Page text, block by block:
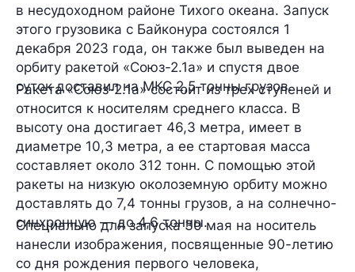
в несудоходном районе Тихого океана. Запуск
этого грузовика с Байконура состоялся 1
декабря 2023 года, он также был выведен на
орбиту ракетой «Союз-2.1а» и спустя двое
суток доставил на МКС 2,5 тонны грузов.
Ракета «Союз-2.1а» состоит из трех ступеней и
относится к носителям среднего класса. В
высоту она достигает 46,3 метра, имеет в
диаметре 10,3 метра, а ее стартовая масса
составляет около 312 тонн. С помощью этой
ракеты на низкую околоземную орбиту можно
доставлять до 7,4 тонны грузов, а на солнечно-
синхронную — до 4,6 тонны.
Специально для запуска 30 мая на носитель
нанесли изображения, посвященные 90-летию
со дня рождения первого человека,